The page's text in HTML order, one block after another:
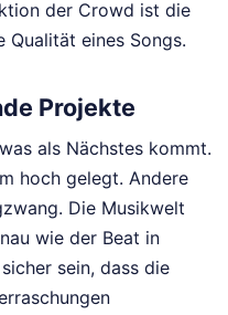
der Crowd ist die
Qualität eines Songs.
Projekte
als Nächstes kommt.
hoch gelegt. Andere
Die Musikwelt
wie der Beat in
sein, dass die